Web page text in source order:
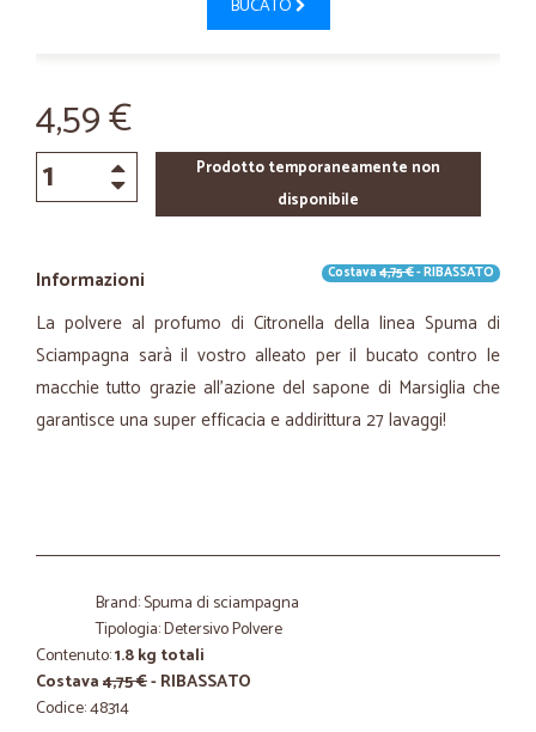
BUCATO
4,59 €
Prodotto temporaneamente non
disponibile
Informazioni Costava4,75 €- RIBASSATO
La polvere al profumo di Citronella della linea Spuma di
Sciampagna sarà il vostro alleato per il bucato contro le
macchie tutto grazie all'azione del sapone di Marsiglia che
garantisce una super efficacia e addirittura 27 lavaggi!
Brand: Spuma di sciampagna
Tipologia: Detersivo Polvere
Contenuto:1.8 kg totali
Costava4,75 €- RIBASSATO
Codice: 48314